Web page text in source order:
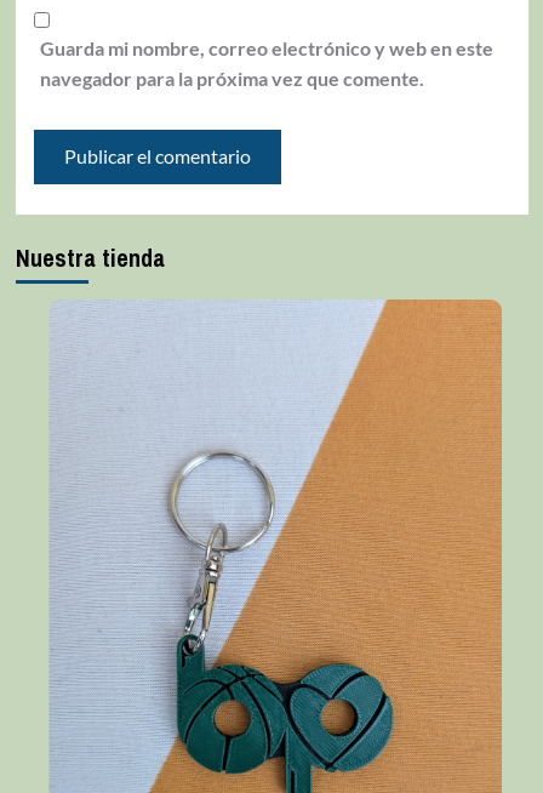
Guarda mi nombre, correo electrónico y web en este
navegador para la próxima vez que comente.
Nuestra tienda